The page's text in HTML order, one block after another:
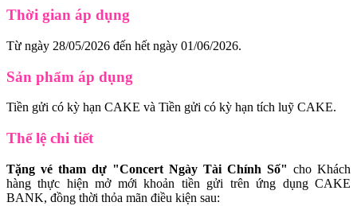
Thời gian áp dụng
Từ ngày 28/05/2026 đến hết ngày 01/06/2026.
Sản phẩm áp dụng
Tiền gửi có kỳ hạn CAKE và Tiền gửi có kỳ hạn tích luỹ CAKE.
Thể lệ chi tiết
Tặng vé tham dự "Concert Ngày Tài Chính Số" cho Khách
hàng thực hiện mở mới khoản tiền gửi trên ứng dụng CAKE
BANK, đồng thời thỏa mãn điều kiện sau: